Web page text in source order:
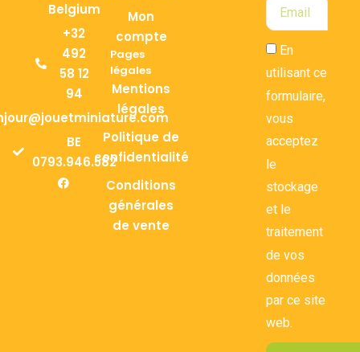
Belgium
+32
492
58 12
94
BE
0793.946.582
Mon
compte
Pages
légales
Mentions
légales
Politique de
confidentialité
Conditions
générales
de vente
En
utilisant ce
formulaire,
vous
acceptez
le
stockage
et le
traitement
de vos
données
par ce site
web.